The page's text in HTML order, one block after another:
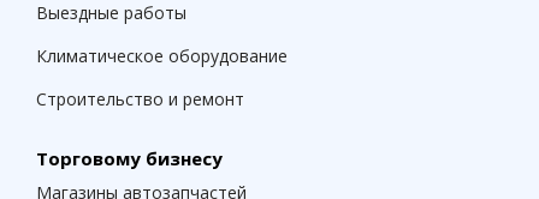
Выездные работы
Климатическое оборудование
Строительство и ремонт
Торговому бизнесу
Магазины автозапчастей